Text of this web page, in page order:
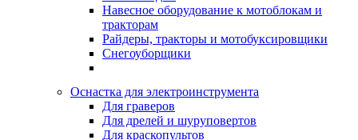
Навесное оборудование к мотоблокам и
тракторам
Райдеры, тракторы и мотобуксировщики
Снегоуборщики
Оснастка для электроинструмента
Для граверов
Для дрелей и шуруповертов
Для краскопультов